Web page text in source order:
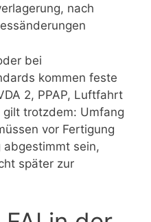
nach
bei
kommen feste
2, PPAP, Luftfahrt
gilt trotzdem: Umfang
vor Fertigung
sein,
später zur